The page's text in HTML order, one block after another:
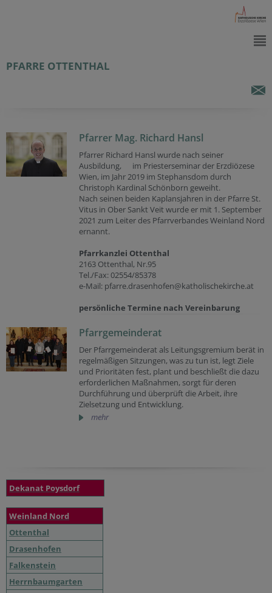
PFARRE OTTENTHAL
Pfarrer Mag. Richard Hansl
Pfarrer Richard Hansl wurde nach seiner
Ausbildung, im Priesterseminar der Erzdiözese
Wien, im Jahr 2019 im Stephansdom durch
Christoph Kardinal Schönborn geweiht.
Nach seinen beiden Kaplansjahren in der Pfarre St.
Vitus in Ober Sankt Veit wurde er mit 1. September
2021 zum Leiter des Pfarrverbandes Weinland Nord
ernannt.
Pfarrkanzlei Ottenthal
2163 Ottenthal, Nr.95
Tel./Fax: 02554/85378
e-Mail: pfarre.drasenhofen@katholischekirche.at
persönliche Termine nach Vereinbarung
Pfarrgemeinderat
Der Pfarrgemeinderat als Leitungsgremium berät in
regelmäßigen Sitzungen, was zu tun ist, legt Ziele
und Prioritäten fest, plant und beschließt die dazu
erforderlichen Maßnahmen, sorgt für deren
Durchführung und überprüft die Arbeit, ihre
Zielsetzung und Entwicklung.
mehr
Dekanat Poysdorf
Weinland Nord
Ottenthal
Drasenhofen
Falkenstein
Herrnbaumgarten